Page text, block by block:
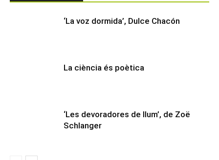
‘La voz dormida’, Dulce Chacón
La ciència és poètica
‘Les devoradores de llum’, de Zoë
Schlanger